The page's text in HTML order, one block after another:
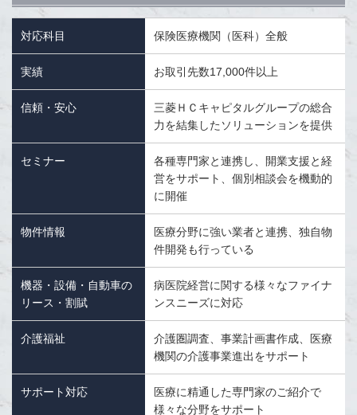
対応科目 保険医療機関（医科）全般
実績 お取引先数17,000件以上
信頼・安心
三菱ＨＣキャピタルグループの総合
力を結集したソリューションを提供
セミナー
各種専門家と連携し、開業支援と経
営をサポート、個別相談会を機動的
に開催
物件情報
医療分野に強い業者と連携、独自物
件開発も行っている
機器・設備・自動車の
リース・割賦
病医院経営に関する様々なファイナ
ンスニーズに対応
介護福祉
介護圏調査、事業計画書作成、医療
機関の介護事業進出をサポート
サポート対応
医療に精通した専門家のご紹介で
様々な分野をサポート